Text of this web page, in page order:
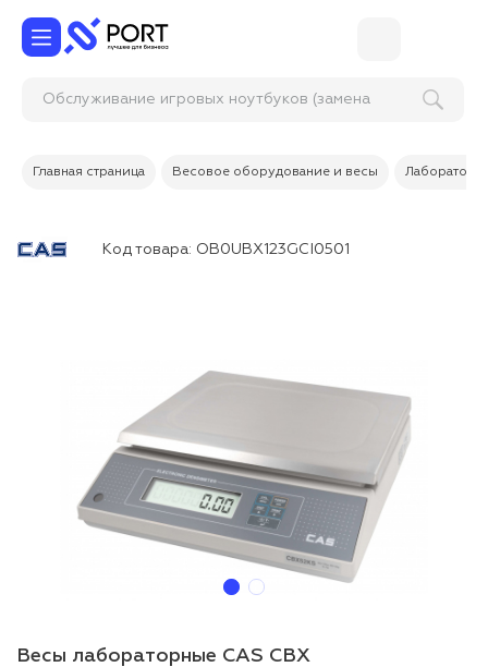
Обслуживание игровых ноутбуков (замена
Главная страница Весовое оборудование и весы
Код товара: OB0UBX123GCI0501
Весы лабораторные CAS CBX